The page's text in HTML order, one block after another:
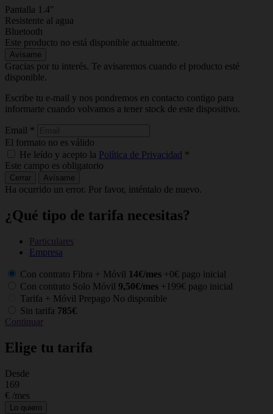
Pantalla 1.4"
Resistente al agua
Bluetooth
Este producto no está disponible actualmente.
Avísame
Gracias por tu interés. Te avisaremos cuando el producto esté
disponible.
Escribe tu e-mail y nos pondremos en contacto contigo para
informarte cuando volvamos a tener stock de este dispositivo.
Email *
El formato no es válido
He leído y acepto la Política de Privacidad *
Este campo es obligatorio
Cerrar Avísame
Ha ocurrido un error. Por favor, inténtalo de nuevo.
¿Qué tipo de tarifa necesitas?
Particulares
Empresa
Con contrato Fibra + Móvil 14€/mes +0€ pago inicial
Con contrato Solo Móvil 9,50€/mes +199€ pago inicial
Tarifa + Móvil Prepago No disponible
Sin tarifa 785€
Continuar
Elige tu tarifa
Desde
169
€ /mes
Lo quiero